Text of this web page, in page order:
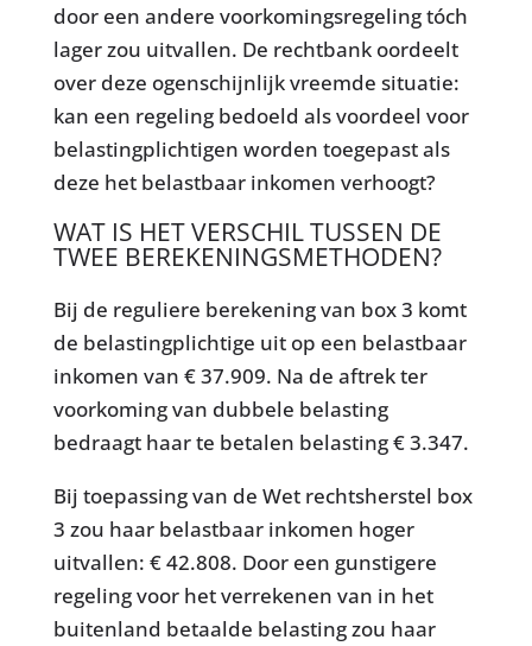
door een andere voorkomingsregeling tóch
lager zou uitvallen. De rechtbank oordeelt
over deze ogenschijnlijk vreemde situatie:
kan een regeling bedoeld als voordeel voor
belastingplichtigen worden toegepast als
deze het belastbaar inkomen verhoogt?
WAT IS HET VERSCHIL TUSSEN DE
TWEE BEREKENINGSMETHODEN?
Bij de reguliere berekening van box 3 komt
de belastingplichtige uit op een belastbaar
inkomen van € 37.909. Na de aftrek ter
voorkoming van dubbele belasting
bedraagt haar te betalen belasting € 3.347.
Bij toepassing van de Wet rechtsherstel box
3 zou haar belastbaar inkomen hoger
uitvallen: € 42.808. Door een gunstigere
regeling voor het verrekenen van in het
buitenland betaalde belasting zou haar